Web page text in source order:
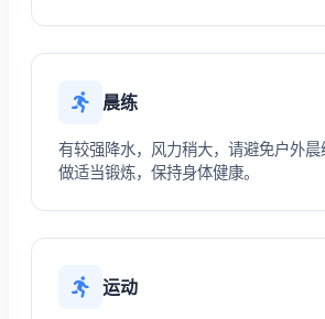
晨练
有较强降水，风力稍大，请避免户外
做适当锻炼，保持身体健康。
运动